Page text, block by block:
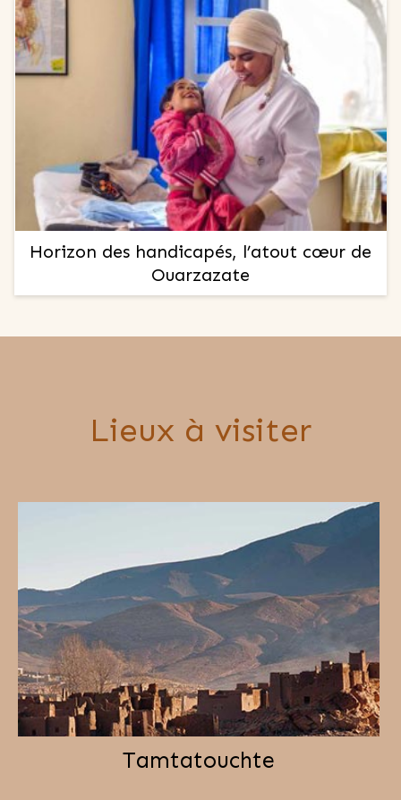
Horizon des handicapés, l’atout cœur de
Ouarzazate
Lieux à visiter
Tamtatouchte